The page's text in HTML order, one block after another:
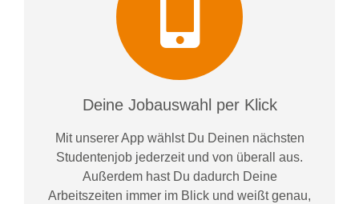
Deine Jobauswahl per Klick
Mit unserer App wählst Du Deinen nächsten
Studentenjob jederzeit und von überall aus.
Außerdem hast Du dadurch Deine
Arbeitszeiten immer im Blick und weißtgenau,